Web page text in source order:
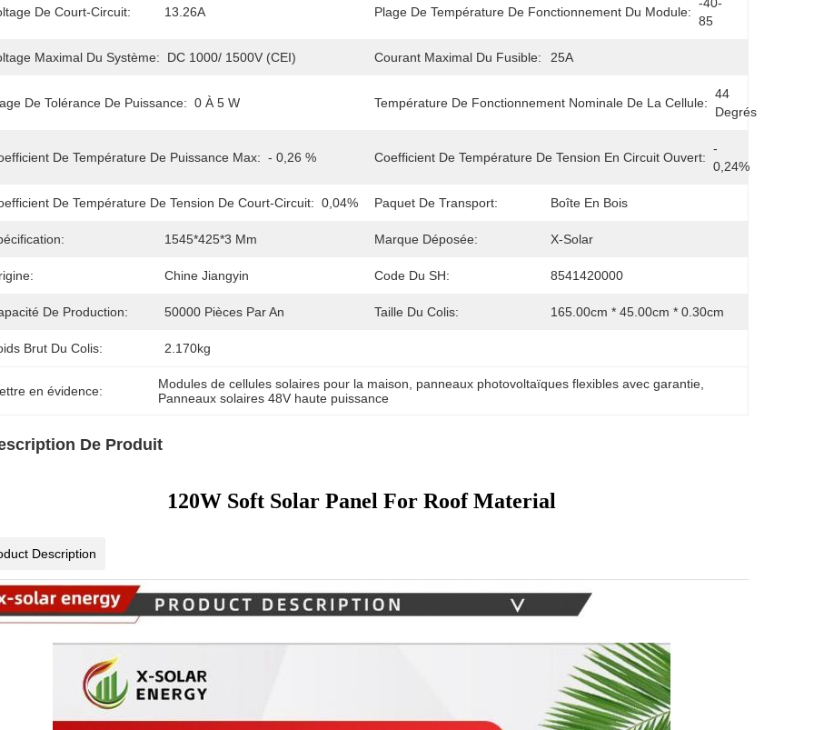
De Court-Circuit: 13.26A Plage De Température De Fonctionnement Du Module:
85
Maximal Du Système: DC 1000/ 1500V (CEI) Courant Maximal Du Fusible: 25A
De Tolérance De Puissance: 0 À 5 W Température De Fonctionnement Nominale De La Cellule:
44
Degrés
De Température De Puissance Max: - 0,26 % Coefficient De Température De Tension En Circuit Ouvert:
-
0,24%
De Température De Tension De Court-Circuit: 0,04% Paquet De Transport: Boîte En Bois
1545*425*3 Mm Marque Déposée: X-Solar
Chine Jiangyin Code Du SH: 8541420000
De Production: 50000 Pièces Par An Taille Du Colis: 165.00cm * 45.00cm * 0.30cm
Brut Du Colis: 2.170kg
en évidence: Modules de cellules solaires pour la maison panneaux photovoltaïques flexibles avec garantie
Panneaux solaires 48V haute puissance
De Produit
120W Soft Solar Panel For Roof Material
Description